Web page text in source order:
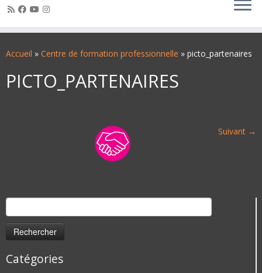
auAccueil » Centre de formation professionnelle » picto_partenaires
PICTO_PARTENAIRES
Suivant →
Rechercher :
Catégories